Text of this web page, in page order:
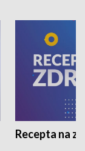
Recepta na